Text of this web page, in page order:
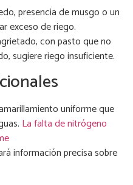
presencia de musgo o un
exceso de riego.
con pasto que no
sugiere riego insuficiente.
uniforme que
La falta de nitrógeno
información precisa sobre